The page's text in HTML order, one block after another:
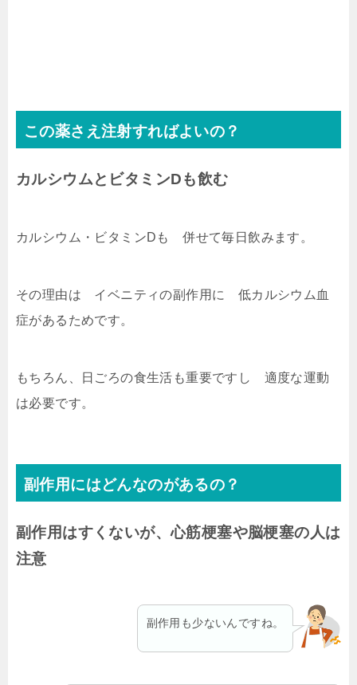
この薬さえ注射すればよいの？
カルシウムとビタミンDも飲む
カルシウム・ビタミンDも 併せて毎日飲みます。
その理由は イベニティの副作用に 低カルシウム血
症があるためです。
もちろん、日ごろの食生活も重要ですし 適度な運動
は必要です。
副作用にはどんなのがあるの？
副作用はすくないが、心筋梗塞や脳梗塞の人は
注意
副作用も少ないんですね。